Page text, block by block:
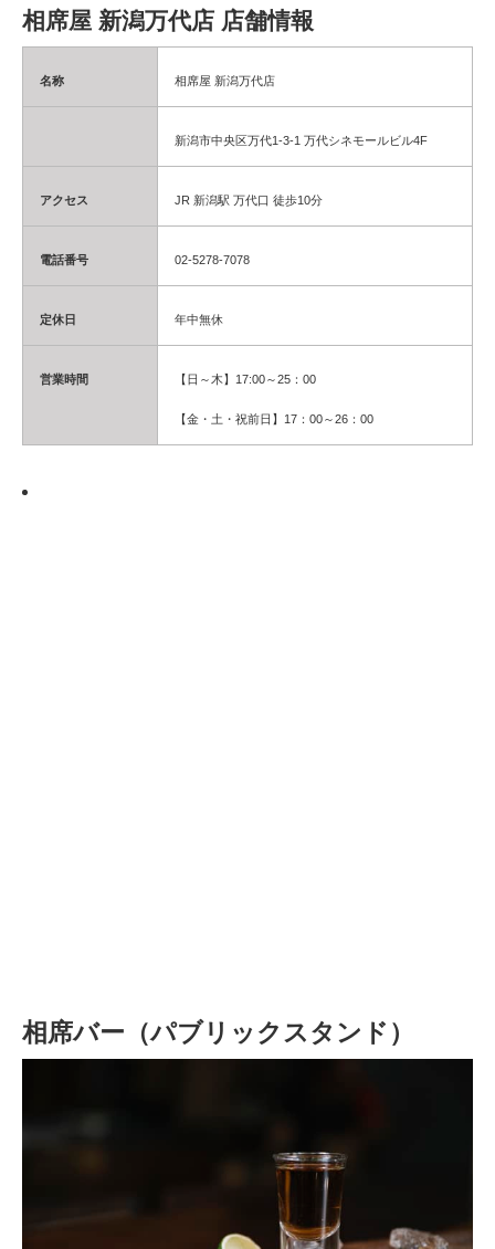
相席屋 新潟万代店 店舗情報
名称 相席屋 新潟万代店
新潟市中央区万代1-3-1 万代シネモールビル4F
アクセス JR 新潟駅 万代口 徒歩10分
電話番号 02-5278-7078
定休日 年中無休
営業時間 【日～木】17:00～25：00
【金・土・祝前日】17：00～26：00
相席バー（パブリックスタンド）